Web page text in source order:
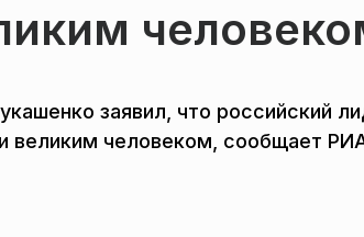
заявил, что российский
великим человеком, сообщает